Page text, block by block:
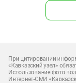
При цитировании
«Кавказский узел»
Использование фото
Интернет-СМИ